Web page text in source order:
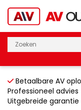
Betaalbare AV
Professioneel
Uitgebreide garantie